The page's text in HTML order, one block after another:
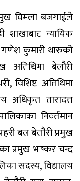
विमला बजगाईले
शाखाबाट न्यायिक
कुमारी थारुको
अतिथिमा बेलौरी
विशिष्ट अतिथिमा
अधिकृत तारादत्त
निवर्तमान
बल बेलौरी प्रमुख
प्रमुख भाष्कर चन्द
सदस्य, विद्यालय